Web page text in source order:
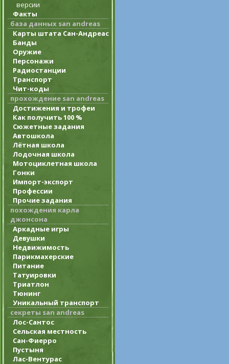
версии
Факты
база данных san andreas
Карты штата Сан-Андреас
Банды
Оружие
Персонажи
Радиостанции
Транспорт
Чит-коды
прохождение san andreas
Достижения и трофеи
Как получить 100 %
Сюжетные задания
Автошкола
Лётная школа
Лодочная школа
Мотоциклетная школа
Гонки
Импорт-экспорт
Профессии
Прочие задания
похождения карла
джонсона
Аркадные игры
Девушки
Недвижимость
Парикмахерские
Питание
Татуировки
Триатлон
Тюнинг
Уникальный транспорт
секреты san andreas
Лос-Сантос
Сельская местность
Сан-Фиерро
Пустыня
Лас-Вентурас